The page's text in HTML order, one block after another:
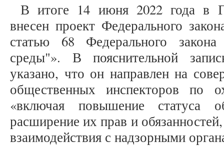
В итоге 14 июня 2022 года в
внесен проект Федерального
статью 68 Федерального
среды"». В пояснительной
указано, что он направлен на
общественных инспекторов по
«включая повышение статуса
расширение их прав и
взаимодействия с надзорными